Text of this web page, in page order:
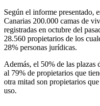
Según el informe presentado,
Canarias 200.000 camas de
registradas en octubre del
28.560 propietarios de los
28% personas jurídicas.
Además, el 50% de las plazas
al 79% de propietarios que
otra mitad son propietarios
uso.